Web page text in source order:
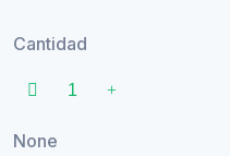
Cantidad
None